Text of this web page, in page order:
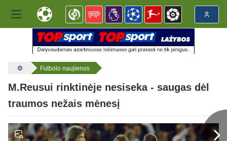
Futbolo naujienos
M.Reusui rinktinėje nesiseka - saugas dėl
traumos nežais mėnesį